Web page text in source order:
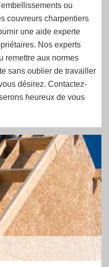
ou
couvreurs charpentiers
une aide experte
Nos experts
remettre aux normes
sans oublier de travailler
désirez. Contactez-
heureux de vous